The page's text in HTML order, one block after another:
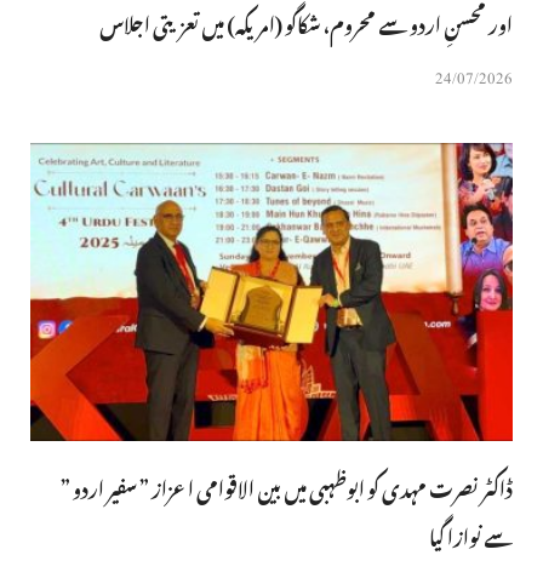
اور محسنِ اردو سے محروم، شکاگو (امریکہ) میں تعزیتی اجلاس
24/07/2026
ڈاکٹر نصرت مہدی کو ابوظہبی میں بین الاقوامی اعزاز ” سفیر اردو ”
سے نوازا گیا